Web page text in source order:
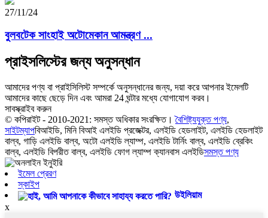
27/11/24
বুলবটেক সাংহাই অটোমেকান আমন্ত্রণ ...
প্রাইসলিস্টের জন্য অনুসন্ধান
আমাদের পণ্য বা প্রাইসিলিস্ট সম্পর্কে অনুসন্ধানের জন্য, দয়া করে আপনার ইমেলটি
আমাদের কাছে ছেড়ে দিন এবং আমরা 24 ঘন্টার মধ্যে যোগাযোগ করব।
সাবস্ক্রাইব করুন
© কপিরাইট - 2010-2021: সমস্ত অধিকার সংরক্ষিত। বৈশিষ্ট্যযুক্ত পণ্য,
সাইটম্যাপবিআইডি, মিনি বিআই এলইডি প্রজেক্টর, এলইডি হেডলাইট, এলইডি হেডলাইট
বাল্ব, গাড়ি এলইডি বাল্ব, অটো এলইডি ল্যাম্প, এলইডি টার্নিং বাল্ব, এলইডি ব্রেকিং
বাল্ব, এলইডি বিপরীত বাল্ব, এলইডি ফোগ ল্যাম্প ক্যানবাস এলইডিসমস্ত পণ্য
ইমেল প্রেরণ
স্কাইপ
উইলিয়াম
x